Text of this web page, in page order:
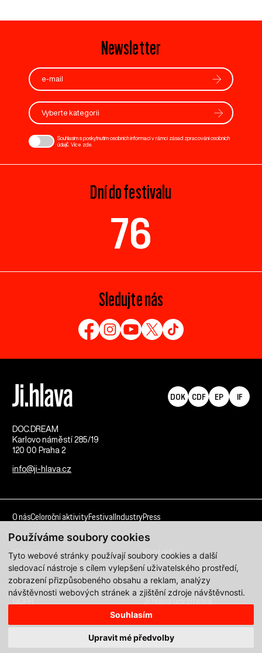
Používáme soubory cookies
Tyto webové stránky používají soubory cookies a další
sledovací nástroje s cílem vylepšení uživatelského prostředí,
zobrazení přizpůsobeného obsahu a reklam, analýzy
návštěvnosti webových stránek a zjištění zdroje návštěvnosti.
Souhlasím
Upravit mé předvolby
Newsletter
Vyberte kategorii
Souhlasím s poskytnutím osobních informací v rámci zásad zpracování osobních
údajů. Více zde
Dní do festivalu
76
Sledujte nás
DOC.DREAM​
Karlovo náměstí 285/19
120 00 Praha 2
info@ji-hlava.cz
DOK CDF EP IF
O násCeloroční aktivityFestival IndustryPress
Kdo jsme
Kontakt
Partnerství
Pracovní příležitosti
Programové sekce
Přihlášení filmu
Všechna práva vyhrazena DOC.DREAM services s. r. o.
Zásady zpracování osobních údajů pro MFDF Ji.hlava zde